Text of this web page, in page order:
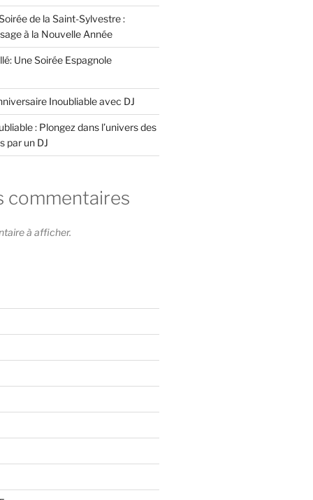
de la Saint-Sylvestre :
à la Nouvelle Année
Une Soirée Espagnole
Inoubliable avec DJ
: Plongez dans l’univers des
par un DJ
commentaires
à afficher.